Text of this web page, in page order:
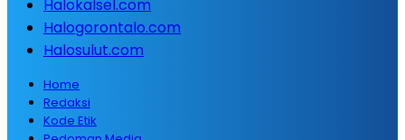
Halokalsel.com
Halogorontalo.com
Halosulut.com
Home
Redaksi
Kode Etik